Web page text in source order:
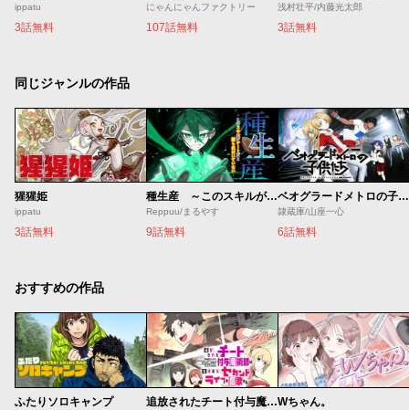
ippatu
3話無料
にゃんにゃんファクトリー
107話無料
浅村壮平/内藤光太郎
3話無料
同じジャンルの作品
猩猩姫
ippatu
3話無料
種生産 ～このスキルがチートだとまだ誰も気付いていない～
Reppuu/まるやす
9話無料
ベオグラードメトロの子供たち
隷蔵庫/山座一心
6話無料
おすすめの作品
ふたりソロキャンプ 追放されたチート付与魔術師は気ままなセカンドライフを謳歌する。 ～俺は武器だけじゃなく、あらゆるものに『強化ポイント』を付与できるし、俺の意思でいつでも効果を解除できるけど、残った人たち大丈夫？～Wちゃん。